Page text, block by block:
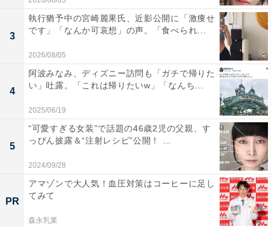
3
執行猶予中の宮崎麗果氏、近影公開に「激痩せ
です」「なんか可哀想」の声。「食べられ...
2026/08/05
4
阿波みなみ、ディズニー訪問も「ガチで帰りた
い」吐露。「これは帰りたいw」「なんち...
2025/06/19
5
“可愛すぎる女装”で話題の46歳2児の父親、す
っぴん披露＆“注射レシピ”公開！ ...
2024/09/28
PR
アマゾンで大人気！血圧対策はコーヒーに足し
てみて
森永乳業